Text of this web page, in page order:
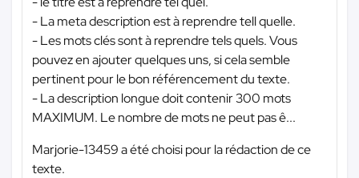
- La meta description est à reprendre tell quelle.
- Les mots clés sont à reprendre tels quels. Vous
pouvez en ajouter quelques uns, si cela semble
pertinent pour le bon référencement du texte.
- La description longue doit contenir 300 mots
MAXIMUM. Le nombre de mots ne peut pas ê...
Marjorie-13459 a été choisi pour la rédaction de ce
texte.